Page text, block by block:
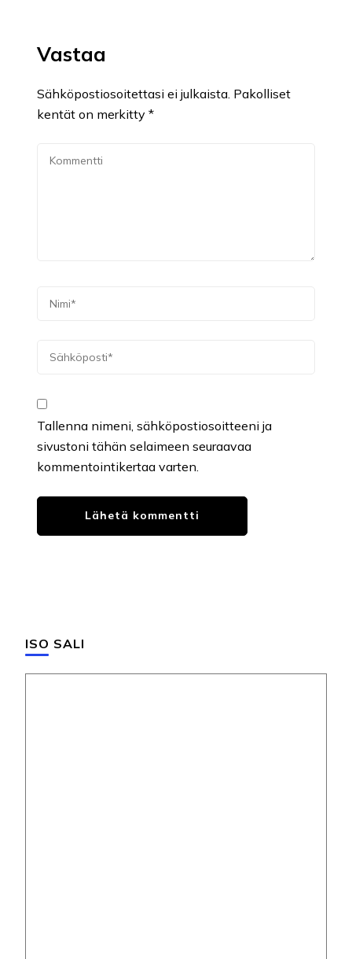
Vastaa
Sähköpostiosoitettasi ei julkaista. Pakolliset
kentät on merkitty *
Tallenna nimeni, sähköpostiosoitteeni ja
sivustoni tähän selaimeen seuraavaa
kommentointikertaa varten.
ISO SALI